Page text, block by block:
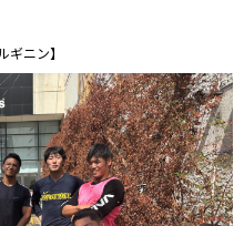
ギニン】